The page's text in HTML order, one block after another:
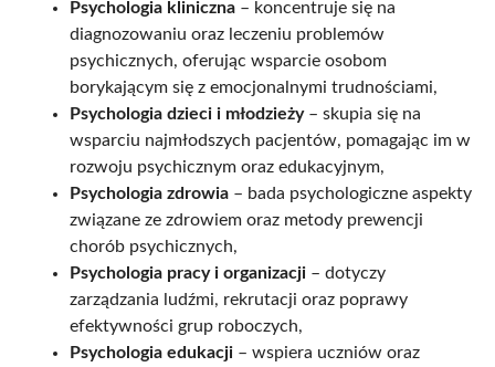
Psychologia kliniczna – koncentruje się na
diagnozowaniu oraz leczeniu problemów
psychicznych, oferując wsparcie osobom
borykającym się z emocjonalnymi trudnościami,
Psychologia dzieci i młodzieży– skupia się na
wsparciu najmłodszych pacjentów, pomagając im w
rozwoju psychicznym oraz edukacyjnym,
Psychologia zdrowia – bada psychologiczne aspekty
związane ze zdrowiem oraz metody prewencji
chorób psychicznych,
Psychologia pracy i organizacji – dotyczy
zarządzania ludźmi, rekrutacji oraz poprawy
efektywności grup roboczych,
Psychologia edukacji – wspiera uczniów oraz